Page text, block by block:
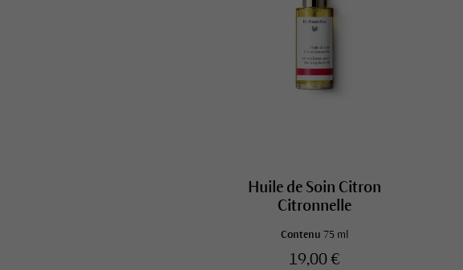
Huile de Soin Citron
Citronnelle
Contenu 75 ml
19,00 €